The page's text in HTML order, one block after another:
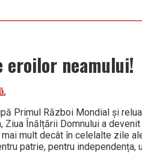
eroilor neamului!
,
Primul Război Mondial și
Înălțării Domnului a
mai mult decât în celelalte zile
patrie, pentru independența,